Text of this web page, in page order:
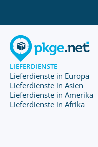
LIEFERDIENSTE
Lieferdienste in Europa
Lieferdienste in Asien
Lieferdienste in Amerika
Lieferdienste in Afrika